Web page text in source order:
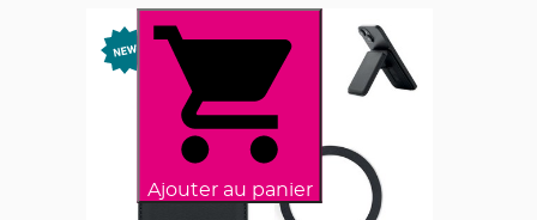
Ajouter au panier